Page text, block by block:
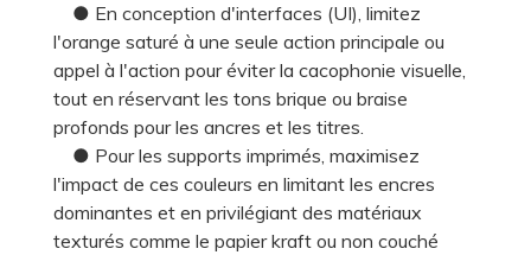
● En conception d'interfaces (UI), limitez
l'orange saturé à une seule action principale ou
appel à l'action pour éviter la cacophonie visuelle,
tout en réservant les tons brique ou braise
profonds pour les ancres et les titres.
● Pour les supports imprimés, maximisez
l'impact de ces couleurs en limitant les encres
dominantes et en privilégiant des matériaux
texturés comme le papier kraft ou non couché